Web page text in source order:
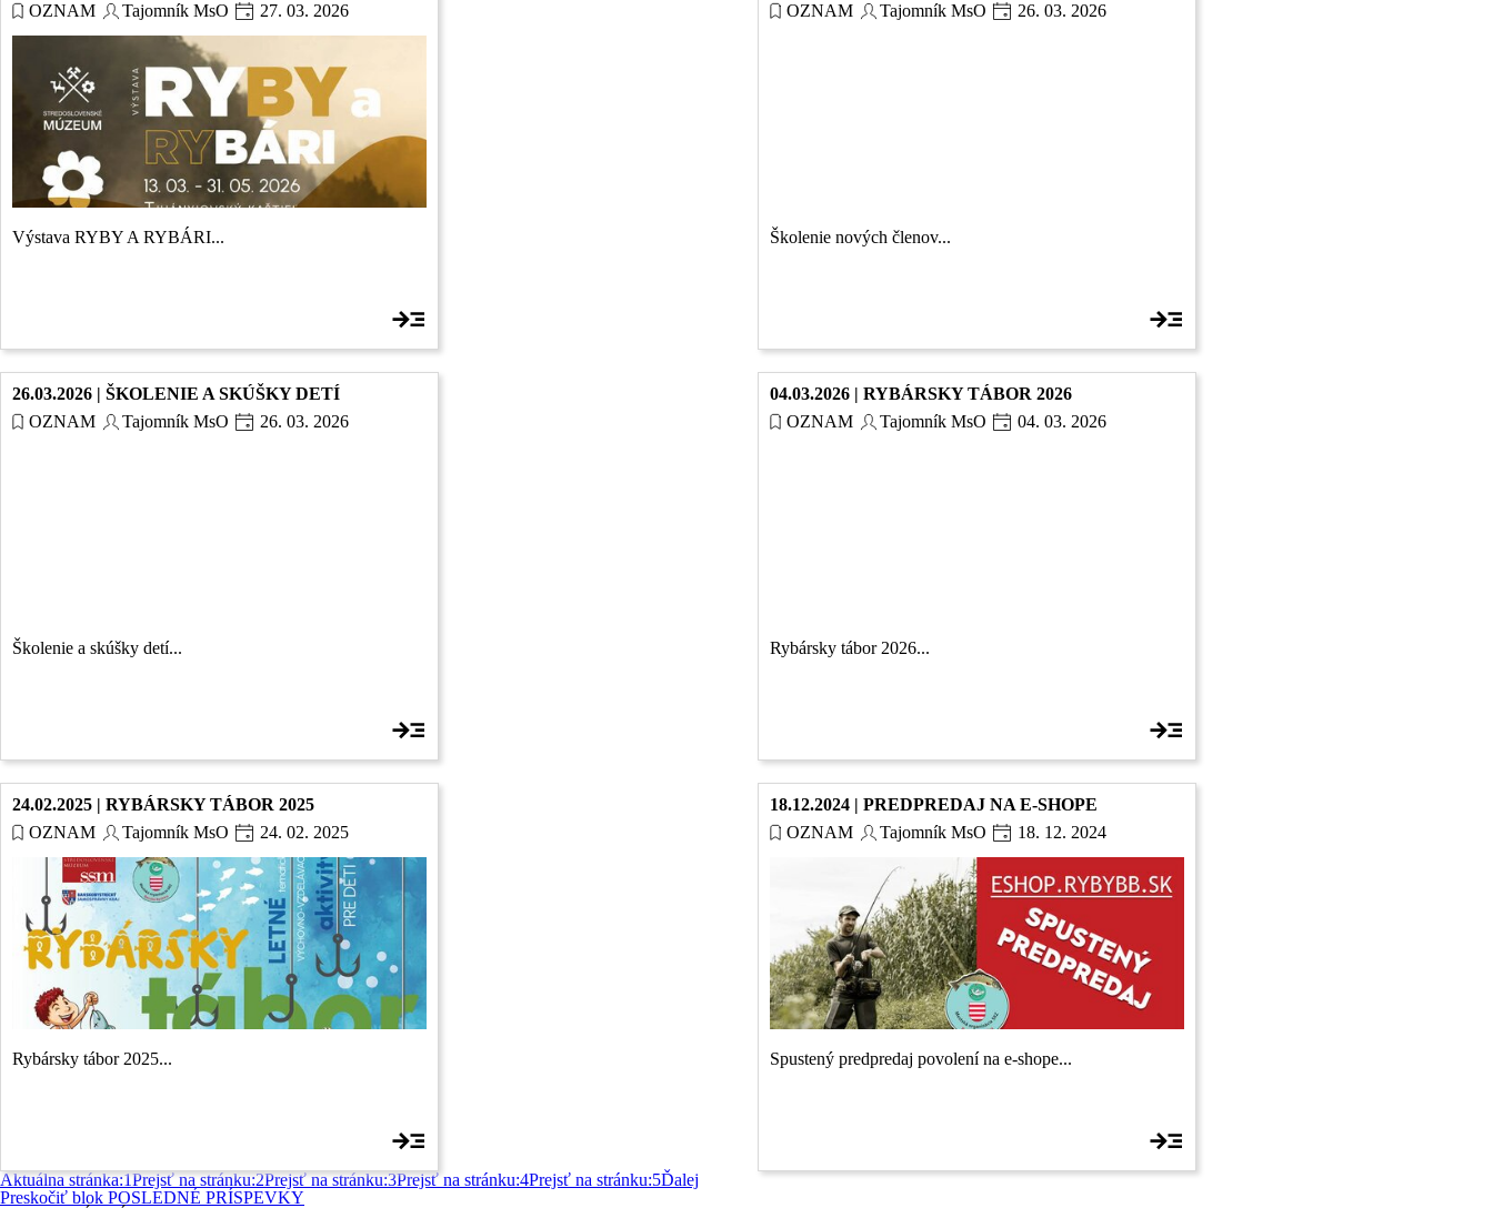
OZNAM
Tajomník MsO 27. 03. 2026
Výstava RYBY A RYBÁRI...
OZNAM
Tajomník MsO 26. 03. 2026
Školenie nových členov...
26.03.2026 | ŠKOLENIE A SKÚŠKY DETÍ
OZNAM
Tajomník MsO 26. 03. 2026
Školenie a skúšky detí...
04.03.2026 | RYBÁRSKY TÁBOR 2026
OZNAM
Tajomník MsO 04. 03. 2026
Rybársky tábor 2026...
24.02.2025 | RYBÁRSKY TÁBOR 2025
OZNAM
Tajomník MsO 24. 02. 2025
Rybársky tábor 2025...
18.12.2024 | PREDPREDAJ NA E-SHOPE
OZNAM
Tajomník MsO 18. 12. 2024
Spustený predpredaj povolení na e-shope...
Aktuálna stránka:1Prejsť na stránku:2Prejsť na stránku:3Prejsť na stránku:4Prejsť na stránku:5Ďalej
Preskočiť blok POSLEDNÉ PRÍSPEVKY